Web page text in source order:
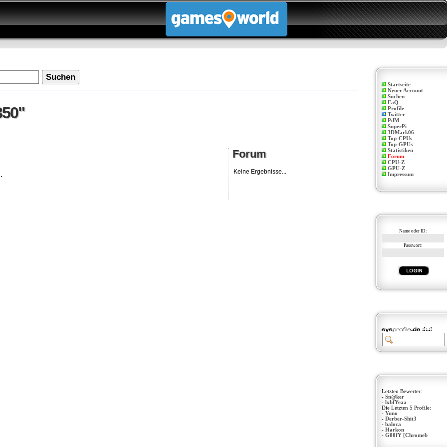
Suchen
Forum
Forum
Keine Ergebnisse...
Startseite
Neuer Account
Suchen
FaQ
Profile
Twitter
PdM
SuperPi
3DMark06
Top-CPUs
Top-GPUs
Statistiken
Forum
CPU-Z
GPU-Z
Impressum
Name oder ID:
Passwort:
Letzten Bewerter:
- Sn@ker
- lxbfYeaa
Die Letzten 5 Profile:
- Yuno
- Derber-Shit3
- baloca
- Harkon
- G00fY [Chromeb